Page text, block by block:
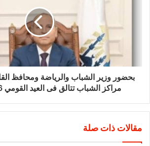
بحضور وزير الشباب والرياضة ومحافظ
مراكز الشباب تتالق فى العيد القومي 1056 للقاهرة
مقالات ذات صلة